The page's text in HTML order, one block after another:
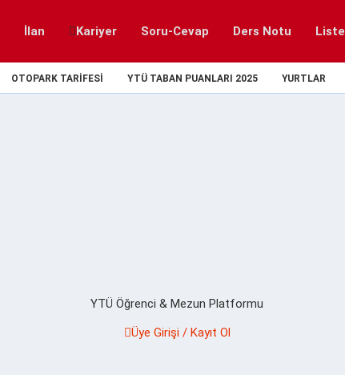
İlan Kariyer Soru-Cevap Ders Notu Liste
OTOPARK TARIFESI YTÜ TABAN PUANLARI 2025 YURTLAR
YTÜ Öğrenci & Mezun Platformu
Üye Girişi / Kayıt Ol